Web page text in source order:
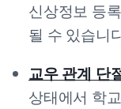
신상정보 등
될 수 있습니
교우 관계 단
상태에서 학